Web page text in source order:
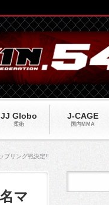
JJ Globo
柔術
J-CAGE
国内MMA
プリング戦決定!!
マ